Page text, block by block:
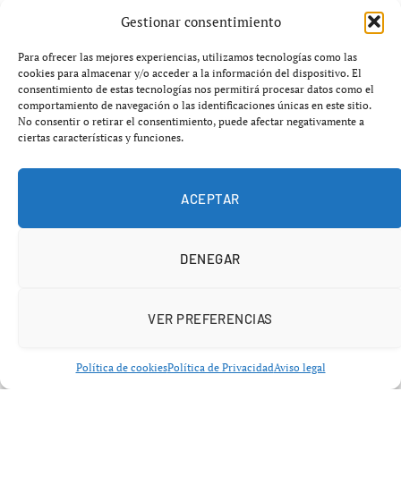
Gestionar consentimiento
Para ofrecer las mejores experiencias, utilizamos tecnologías como las
cookies para almacenar y/o acceder a la información del dispositivo. El
consentimiento de estas tecnologías nos permitirá procesar datos como el
comportamiento de navegación o las identificaciones únicas en este sitio.
No consentir o retirar el consentimiento, puede afectar negativamente a
ciertas características y funciones.
ACEPTAR
DENEGAR
VER PREFERENCIAS
Política de cookiesPolítica de PrivacidadAviso legal
rumores de un posible romance entre Camacho y Rivera
comenzaron en noviembre, cuando se reportó que
ambos compartían una «amistad especial».
Según Camacho, su relación con el hijo de Paquirri no
llegó a formalizarse como pareja. Ambos se encontraban
en situaciones personales de soltería y no tenían la
obligación de rendir cuentas sobre su vida privada.